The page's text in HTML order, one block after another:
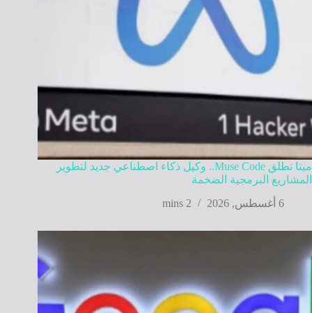
ميتا تطلق Muse Code.. وكيل ذكاء اصطناعي جديد لتطوير
المشاريع البرمجية الضخمة
6 أغسطس, 2026
2 mins